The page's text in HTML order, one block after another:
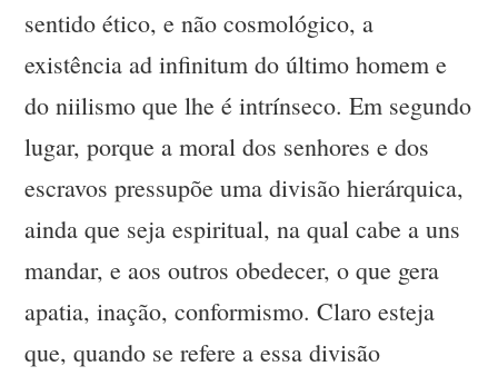
sentido ético, e não cosmológico, a
existência ad infinitum do último homem e
do niilismo que lhe é intrínseco. Em segundo
lugar, porque a moral dos senhores e dos
escravos pressupõe uma divisão hierárquica,
ainda que seja espiritual, na qual cabe a uns
mandar, e aos outros obedecer, o que gera
apatia, inação, conformismo. Claro esteja
que, quando se refere a essa divisão